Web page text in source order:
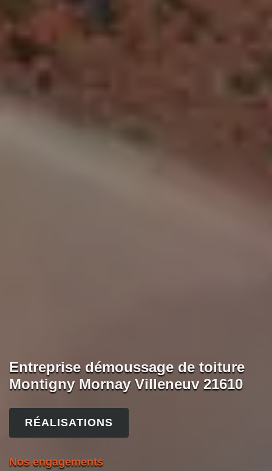
Entreprise démoussage de toiture
Montigny Mornay Villeneuv 21610
RÉALISATIONS
Nos engagements